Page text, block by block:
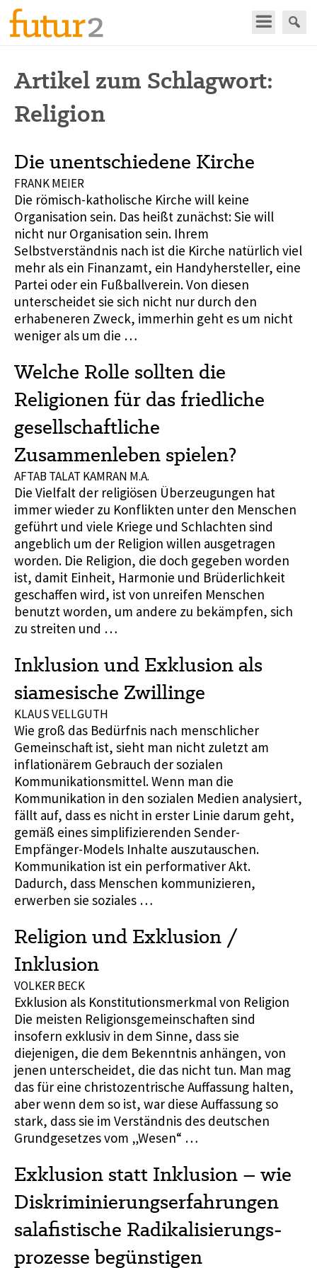
Artikel zum Schlagwort:
Religion
Die unentschiedene Kirche
FRANK MEIER
Die römisch-katholische Kirche will keine
Organisation sein. Das heißt zunächst: Sie will
nicht nur Organisation sein. Ihrem
Selbstverständnis nach ist die Kirche natürlich viel
mehr als ein Finanzamt, ein Handyhersteller, eine
Partei oder ein Fußballverein. Von diesen
unterscheidet sie sich nicht nur durch den
erhabeneren Zweck, immerhin geht es um nicht
weniger als um die …
Welche Rolle sollten die
Religionen für das friedliche
gesellschaftliche
Zusammenleben spielen?
AFTAB TALAT KAMRAN M.A.
Die Vielfalt der religiösen Überzeugungen hat
immer wieder zu Konflikten unter den Menschen
geführt und viele Kriege und Schlachten sind
angeblich um der Religion willen ausgetragen
worden. Die Religion, die doch gegeben worden
ist, damit Einheit, Harmonie und Brüderlichkeit
geschaffen wird, ist von unreifen Menschen
benutzt worden, um andere zu bekämpfen, sich
zu streiten und …
Inklusion und Exklusion als
siamesische Zwillinge
KLAUS VELLGUTH
Wie groß das Bedürfnis nach menschlicher
Gemeinschaft ist, sieht man nicht zuletzt am
inflationärem Gebrauch der sozialen
Kommunikationsmittel. Wenn man die
Kommunikation in den sozialen Medien analysiert,
fällt auf, dass es nicht in erster Linie darum geht,
gemäß eines simplifizierenden Sender-
Empfänger-Models Inhalte auszutauschen.
Kommunikation ist ein performativer Akt.
Dadurch, dass Menschen kommunizieren,
erwerben sie soziales …
Religion und Exklusion /
Inklusion
VOLKER BECK
Exklusion als Konstitutionsmerkmal von Religion
Die meisten Religionsgemeinschaften sind
insofern exklusiv in dem Sinne, dass sie
diejenigen, die dem Bekenntnis anhängen, von
jenen unterscheidet, die das nicht tun. Man mag
das für eine christozentrische Auffassung halten,
aber wenn dem so ist, war diese Auffassung so
stark, dass sie im Verständnis des deutschen
Grundgesetzes vom „Wesen“ …
Exklusion statt Inklusion – wie
Diskriminierungserfahrungen
salafistische Radikalisierungs­
prozesse begünstigen